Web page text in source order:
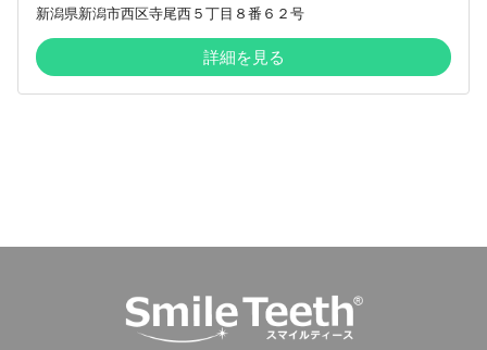
新潟県新潟市西区寺尾西５丁目８番６２号
詳細を見る